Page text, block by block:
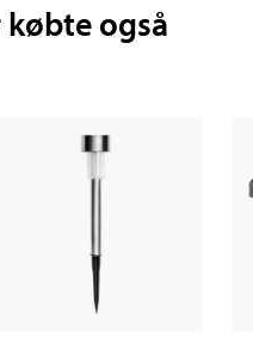
også